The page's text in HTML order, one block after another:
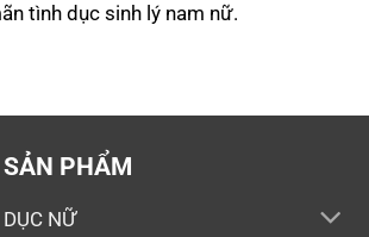
tình dục sinh lý nam nữ.
PHẨM
NỮ